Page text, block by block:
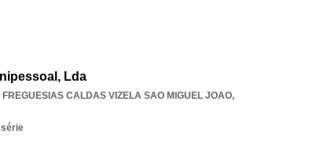
Lda
FREGUESIAS CALDAS VIZELA SAO MIGUEL JOAO,